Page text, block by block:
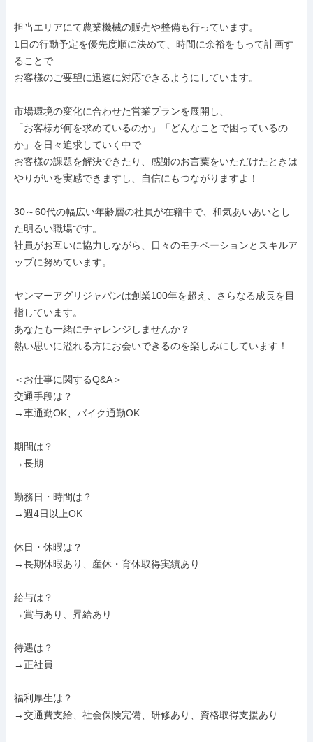
担当エリアにて農業機械の販売や整備も行っています。
1日の行動予定を優先度順に決めて、時間に余裕をもって計画す
ることで
お客様のご要望に迅速に対応できるようにしています。
市場環境の変化に合わせた営業プランを展開し、
「お客様が何を求めているのか」「どんなことで困っているの
か」を日々追求していく中で
お客様の課題を解決できたり、感謝のお言葉をいただけたときは
やりがいを実感できますし、自信にもつながりますよ！
30～60代の幅広い年齢層の社員が在籍中で、和気あいあいとし
た明るい職場です。
社員がお互いに協力しながら、日々のモチベーションとスキルア
ップに努めています。
ヤンマーアグリジャパンは創業100年を超え、さらなる成長を目
指しています。
あなたも一緒にチャレンジしませんか？
熱い思いに溢れる方にお会いできるのを楽しみにしています！
＜お仕事に関するQ&A＞
交通手段は？
→車通勤OK、バイク通勤OK
期間は？
→長期
勤務日・時間は？
→週4日以上OK
休日・休暇は？
→長期休暇あり、産休・育休取得実績あり
給与は？
→賞与あり、昇給あり
待遇は？
→正社員
福利厚生は？
→交通費支給、社会保険完備、研修あり、資格取得支援あり